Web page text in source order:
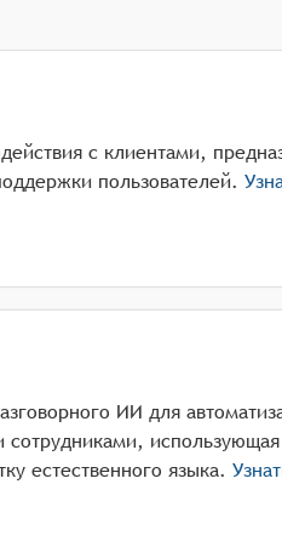
с клиентами,
пользователей.
ИИ для
сотрудниками, использующая
естественного языка.